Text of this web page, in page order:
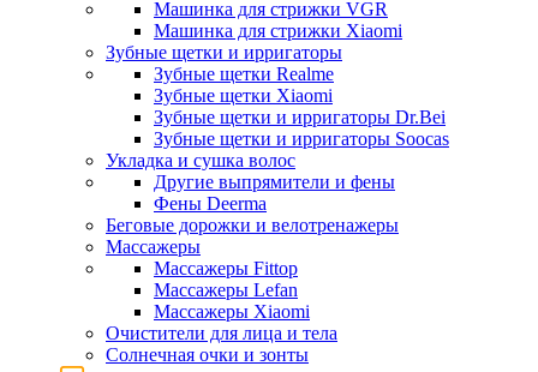
Машинка для стрижки VGR
Машинка для стрижки Xiaomi
Зубные щетки и ирригаторы
Зубные щетки Realme
Зубные щетки Xiaomi
Зубные щетки и ирригаторы Dr.Bei
Зубные щетки и ирригаторы Soocas
Укладка и сушка волос
Другие выпрямители и фены
Фены Deerma
Беговые дорожки и велотренажеры
Массажеры
Массажеры Fittop
Массажеры Lefan
Массажеры Xiaomi
Очистители для лица и тела
Солнечная очки и зонты